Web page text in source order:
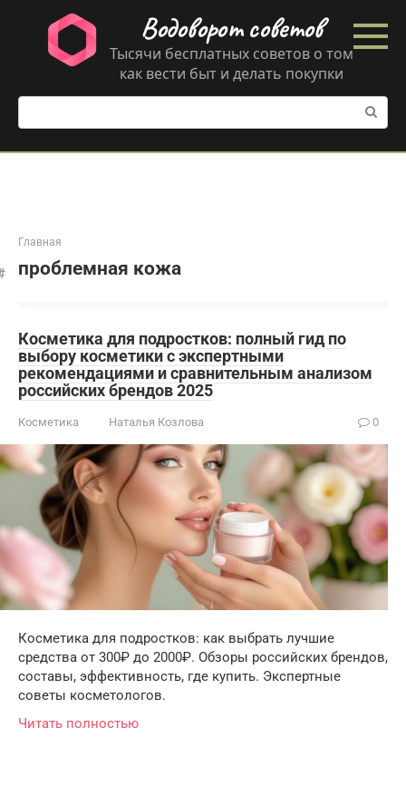
контенту
Водоворот советов
Тысячи бесплатных советов о том
как вести быт и делать покупки
Поиск:
Главная
проблемная кожа
Косметика для подростков: полный гид по
выбору косметики с экспертными
рекомендациями и сравнительным анализом
российских брендов 2025
Косметика Наталья Козлова 0
Косметика для подростков: как выбрать лучшие
средства от 300₽ до 2000₽. Обзоры российских брендов,
составы, эффективность, где купить. Экспертные
советы косметологов.
Читать полностью